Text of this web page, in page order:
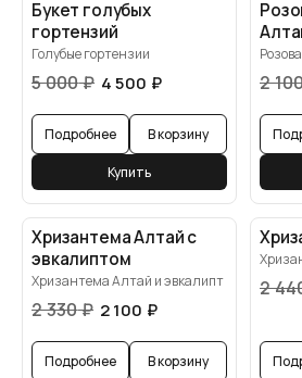
Букет голубых
гортензий
Голубые гортензии
5 000₽ 4 500 ₽
Подробнее В корзину
Купить
2
Хризантема Алтай с
эвкалиптом
Хризантема Алтай и эвкалипт
2 330₽ 2 100 ₽
Подробнее В корзину
2